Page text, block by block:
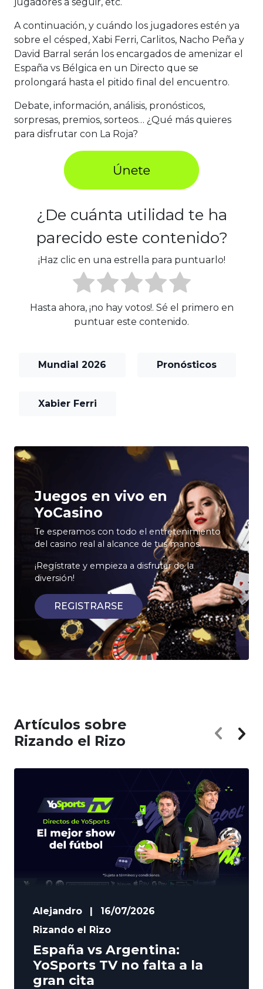
A continuación, y cuándo los jugadores estén ya
sobre el césped, Xabi Ferri, Carlitos, Nacho Peña y
David Barral serán los encargados de amenizar el
España vs Bélgica en un Directo que se
prolongará hasta el pitido final del encuentro.
Debate, información, análisis, pronósticos,
sorpresas, premios, sorteos… ¿Qué más quieres
para disfrutar con La Roja?
¿De cuánta utilidad te ha
parecido este contenido?
¡Haz clic en una estrella para puntuarlo!
Hasta ahora, ¡no hay votos!. Sé el primero en
puntuar este contenido.
Mundial 2026 Pronósticos
Xabier Ferri
Juegos en vivo en
YoCasino
Te esperamos con todo el entretenimiento
del casino real al alcance de tus manos.
¡Regístrate y empieza a disfrutar de la
diversión!
REGISTRARSE
Artículos sobre
Rizando el Rizo
Alejandro
16/07/2026
Rizando el Rizo
España vs Argentina:
YoSports TV no falta a la
gran cita